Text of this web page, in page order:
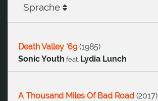
Sprache
Death Valley '69(1985)
Sonic Youth feat. Lydia Lunch
A Thousand Miles Of Bad Road (2017)